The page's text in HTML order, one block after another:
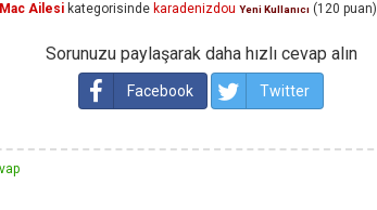
Mac Ailesi kategorisinde karadenizdou Yeni Kullanıcı (120 puan)
Sorunuzu paylaşarak daha hızlı cevap alın
Facebook Twitter